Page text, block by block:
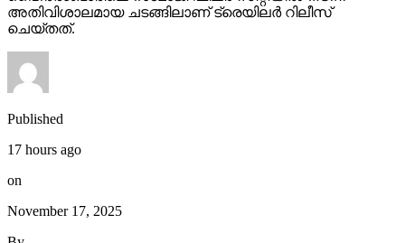
അതിവിശാലമായ ചടങ്ങിലാണ് ട്രെയിലര്‍ റിലീസ്
ചെയ്തത്.
Published
17 hours ago
on
November 17, 2025